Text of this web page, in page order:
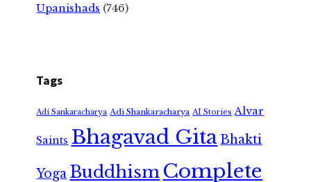
Upanishads (746)
Tags
Adi Sankaracharya Adi Shankaracharya AI Stories Alvar
Saints Bhagavad GitaBhakti
Yoga Buddhism Complete